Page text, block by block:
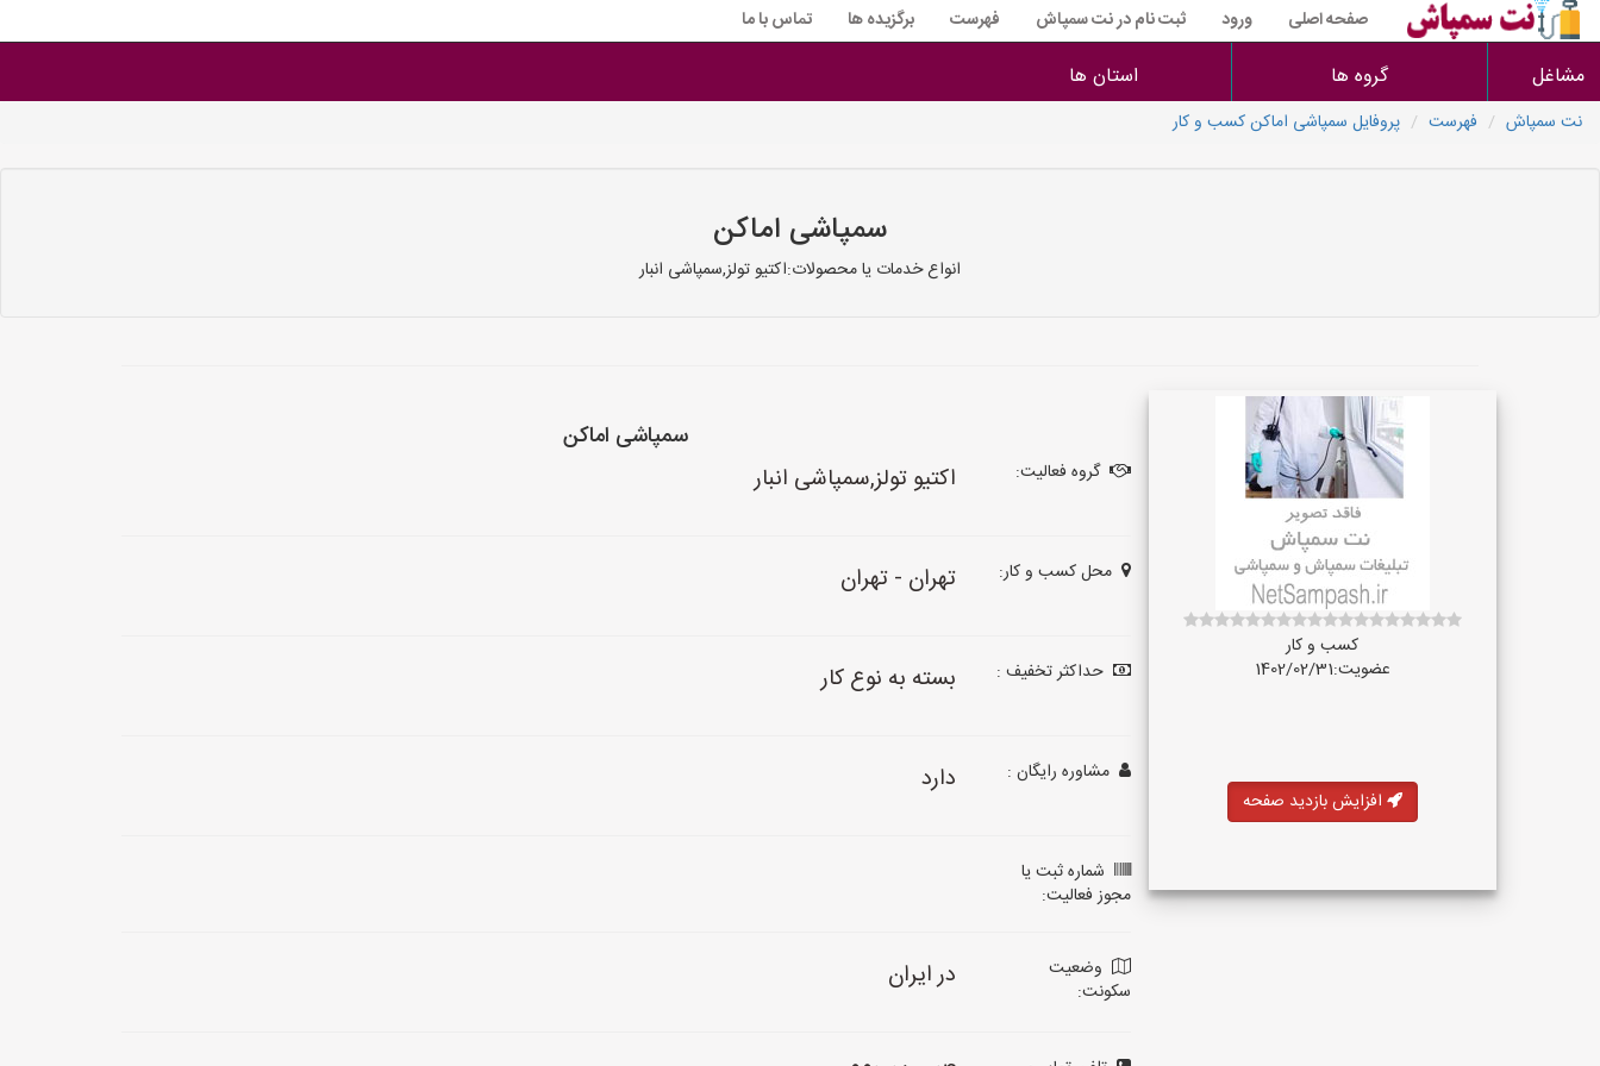
صفحه اصلی ورود ثبت نام در نت سمپاش فهرست برگزیده ها تماس با ما
مشاغل گروه ها استان ها
نت سمپاش فهرست پروفایل سمپاشی اماکن کسب و کار
سمپاشی اماکن
انواع خدمات یا محصولات:اکتیو تولز,سمپاشی انبار
کسب و کار
عضویت:1402/02/31
افزایش بازدید صفحه
سمپاشی اماکن
گروه فعالیت: اکتیو تولز,سمپاشی انبار
محل کسب و کار: تهران - تهران
حداکثر تخفیف : بسته به نوع کار
مشاوره رایگان : دارد
شماره ثبت یا
مجوز فعالیت:
وضعیت
سکونت:
در ایران